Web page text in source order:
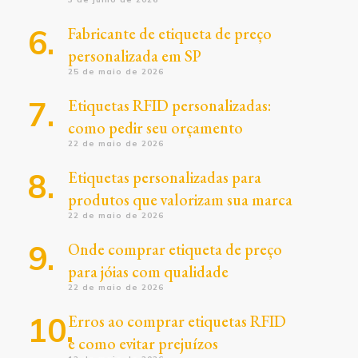
Fabricante de etiqueta de preço
personalizada em SP
25 de maio de 2026
Etiquetas RFID personalizadas:
como pedir seu orçamento
22 de maio de 2026
Etiquetas personalizadas para
produtos que valorizam sua marca
22 de maio de 2026
Onde comprar etiqueta de preço
para jóias com qualidade
22 de maio de 2026
Erros ao comprar etiquetas RFID
e como evitar prejuízos